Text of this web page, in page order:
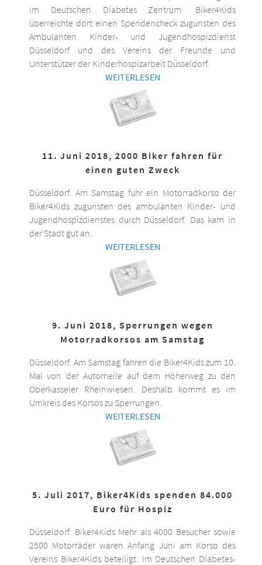
im Deutschen Diabetes Zentrum: Biker4Kids
überreichte dort einen Spendencheck zugunsten des
Ambulanten Kinder- und Jugendhospizdienst
Düsseldorf und des Vereins der Freunde und
Unterstützer der Kinderhospizarbeit Düsseldorf.
WEITERLESEN
11. Juni 2018, 2000 Biker fahren für
einen guten Zweck
Düsseldorf. Am Samstag fuhr ein Motorradkorso der
Biker4Kids zugunsten des ambulanten Kinder- und
Jugendhospizdienstes durch Düsseldorf. Das kam in
der Stadt gut an.
WEITERLESEN
9. Juni 2018, Sperrungen wegen
Motorradkorsos am Samstag
Düsseldorf. Am Samstag fahren die Biker4Kids zum 10.
Mal von der Automeile auf dem Höherweg zu den
Oberkasseler Rheinwiesen. Deshalb kommt es im
Umkreis des Korsos zu Sperrungen.
WEITERLESEN
5. Juli 2017, Biker4Kids spenden 84.000
Euro für Hospiz
Düsseldorf. Biker4Kids Mehr als 4000 Besucher sowie
2500 Motorräder waren Anfang Juni am Korso des
Vereins Biker4Kids beteiligt. Im Deutschen Diabetes-